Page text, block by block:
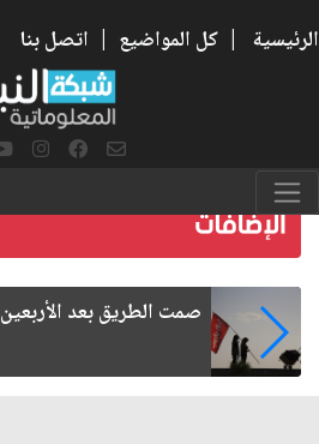
الرئيسية | كل المواضيع | اتصل بنا
صمت الطريق بعد الأربعين